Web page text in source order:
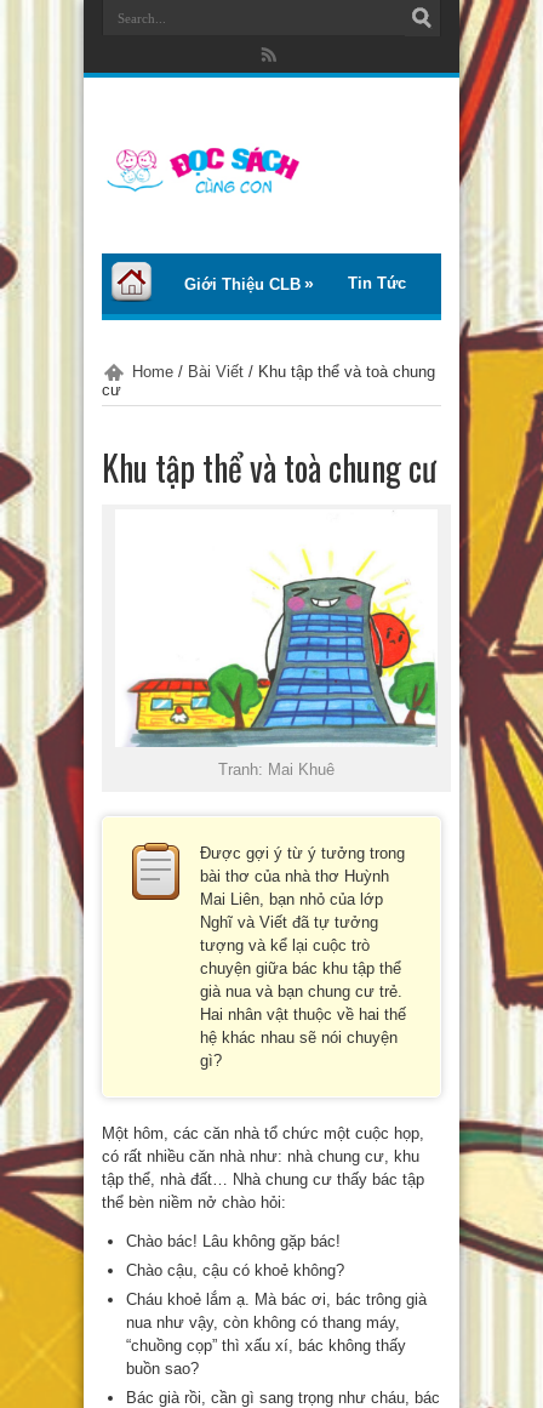
Giới Thiệu CLB Tin Tức
Tư Vấn – Chia Sẻ Thơ – Truyện
Chào Tiếng Việt
Home / Bài Viết / Khu tập thể và toà chung
cư
Khu tập thể và toà chung cư
Tranh: Mai Khuê
Được gợi ý từ ý tưởng trong
bài thơ của nhà thơ Huỳnh
Mai Liên, bạn nhỏ của lớp
Nghĩ và Viết đã tự tưởng
tượng và kể lại cuộc trò
chuyện giữa bác khu tập thể
già nua và bạn chung cư trẻ.
Hai nhân vật thuộc về hai thế
hệ khác nhau sẽ nói chuyện
gì?
Một hôm, các căn nhà tổ chức một cuộc họp,
có rất nhiều căn nhà như: nhà chung cư, khu
tập thể, nhà đất… Nhà chung cư thấy bác tập
thể bèn niềm nở chào hỏi:
Chào bác! Lâu không gặp bác!
Chào cậu, cậu có khoẻ không?
Cháu khoẻ lắm ạ. Mà bác ơi, bác trông già
nua như vậy, còn không có thang máy,
“chuồng cọp” thì xấu xí, bác không thấy
buồn sao?
Bác già rồi, cần gì sang trọng như cháu, bác